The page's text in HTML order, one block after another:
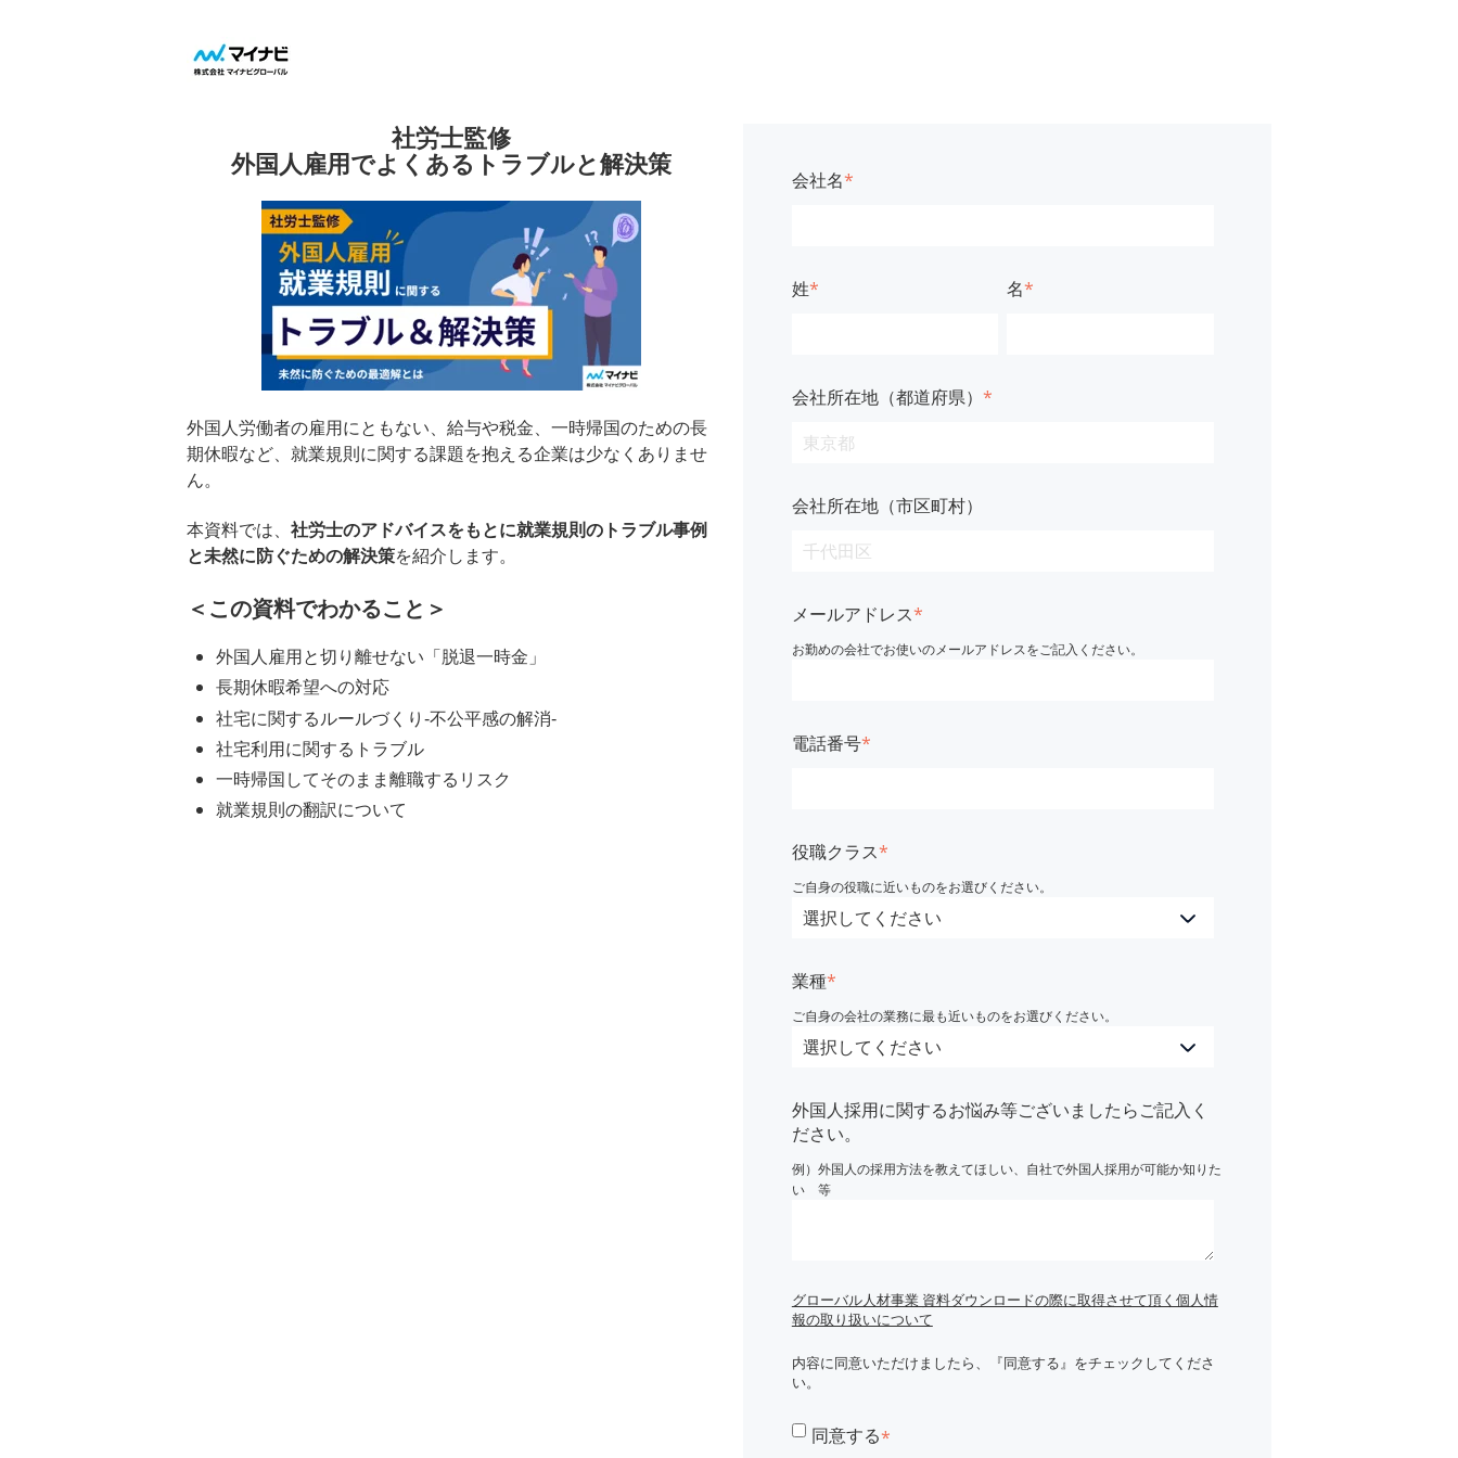
社労士監修
外国人雇用でよくあるトラブルと解決策
外国人労働者の雇用にともない、給与や税金、一時帰国のための長
期休暇など、就業規則に関する課題を抱える企業は少なくありませ
ん。
本資料では、 社労士のアドバイスをもとに就業規則のトラブル事例
と未然に防ぐための解決策を紹介します。
＜この資料でわかること＞
外国人雇用と切り離せない「脱退一時金」
長期休暇希望への対応
社宅に関するルールづくり-不公平感の解消-
社宅利用に関するトラブル
一時帰国してそのまま離職するリスク
就業規則の翻訳について
会社名*
姓* 名*
会社所在地（都道府県） *
会社所在地（市区町村）
メールアドレス*
お勤めの会社でお使いのメールアドレスをご記入ください。
電話番号*
役職クラス*
ご自身の役職に近いものをお選びください。
業種*
ご自身の会社の業務に最も近いものをお選びください。
外国人採用に関するお悩み等ございましたらご記入く
ださい。
例）外国人の採用方法を教えてほしい、自社で外国人採用が可能か知りた
い 等
グローバル人材事業 資料ダウンロードの際に取得させて頂く個人情
報の取り扱いについて
内容に同意いただけましたら、『同意する』をチェックしてくださ
い。
同意する*